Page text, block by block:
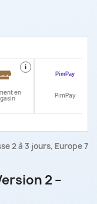
i
en PimPay
2 à 3 jours, Europe 7
2 –